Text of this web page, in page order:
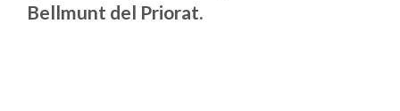
Bellmunt del Priorat.